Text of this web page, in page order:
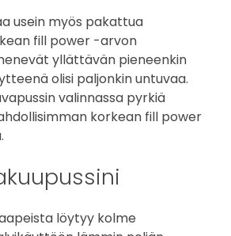
usein myös pakattua
fill power -arvon
yllättävän pieneenkin
olisi paljonkin untuvaa.
valinnassa pyrkiä
korkean fill power
löytyy kolme